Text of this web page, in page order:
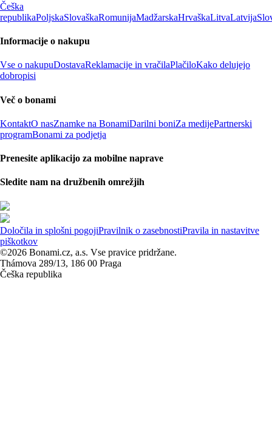
Češka
republikaPoljskaSlovaškaRomunijaMadžarskaHrvaškaLitvaLatvija
Informacije o nakupu
Vse o nakupuDostavaReklamacije in vračilaPlačiloKako delujejo
dobropisi
Več o bonami
KontaktO nasZnamke na BonamiDarilni boniZa medijePartnerski
programBonami za podjetja
Prenesite aplikacijo za mobilne naprave
Sledite nam na družbenih omrežjih
Določila in splošni pogojiPravilnik o zasebnostiPravila in nastavitve
piškotkov
©2026 Bonami.cz, a.s. Vse pravice pridržane.
Thámova 289/13, 186 00 Praga
Češka republika